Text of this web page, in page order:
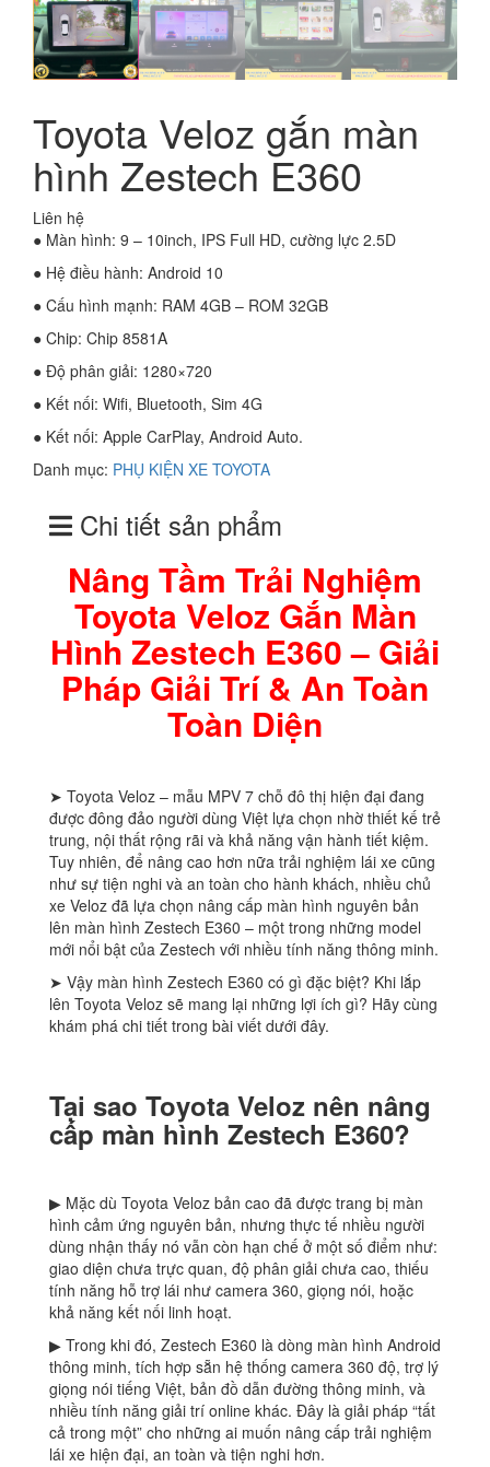
Toyota Veloz gắn màn
hình Zestech E360
Liên hệ
● Màn hình: 9 – 10inch, IPS Full HD, cường lực 2.5D
● Hệ điều hành: Android 10
● Cấu hình mạnh: RAM 4GB – ROM 32GB
● Chip: Chip 8581A
● Độ phân giải: 1280×720
● Kết nối: Wifi, Bluetooth, Sim 4G
● Kết nối: Apple CarPlay, Android Auto.
Danh mục: PHỤ KIỆN XE TOYOTA
Chi tiết sản phẩm
Nâng Tầm Trải Nghiệm
Toyota Veloz Gắn Màn
Hình Zestech E360 – Giải
Pháp Giải Trí & An Toàn
Toàn Diện
➤ Toyota Veloz – mẫu MPV 7 chỗ đô thị hiện đại đang
được đông đảo người dùng Việt lựa chọn nhờ thiết kế trẻ
trung, nội thất rộng rãi và khả năng vận hành tiết kiệm.
Tuy nhiên, để nâng cao hơn nữa trải nghiệm lái xe cũng
như sự tiện nghi và an toàn cho hành khách, nhiều chủ
xe Veloz đã lựa chọn nâng cấp màn hình nguyên bản
lên màn hình Zestech E360 – một trong những model
mới nổi bật của Zestech với nhiều tính năng thông minh.
➤ Vậy màn hình Zestech E360 có gì đặc biệt? Khi lắp
lên Toyota Veloz sẽ mang lại những lợi ích gì? Hãy cùng
khám phá chi tiết trong bài viết dưới đây.
Tại sao Toyota Veloz nên nâng
cấp màn hình Zestech E360?
▶ Mặc dù Toyota Veloz bản cao đã được trang bị màn
hình cảm ứng nguyên bản, nhưng thực tế nhiều người
dùng nhận thấy nó vẫn còn hạn chế ở một số điểm như:
giao diện chưa trực quan, độ phân giải chưa cao, thiếu
tính năng hỗ trợ lái như camera 360, giọng nói, hoặc
khả năng kết nối linh hoạt.
▶ Trong khi đó, Zestech E360 là dòng màn hình Android
thông minh, tích hợp sẵn hệ thống camera 360 độ, trợ lý
giọng nói tiếng Việt, bản đồ dẫn đường thông minh, và
nhiều tính năng giải trí online khác. Đây là giải pháp “tất
cả trong một” cho những ai muốn nâng cấp trải nghiệm
lái xe hiện đại, an toàn và tiện nghi hơn.